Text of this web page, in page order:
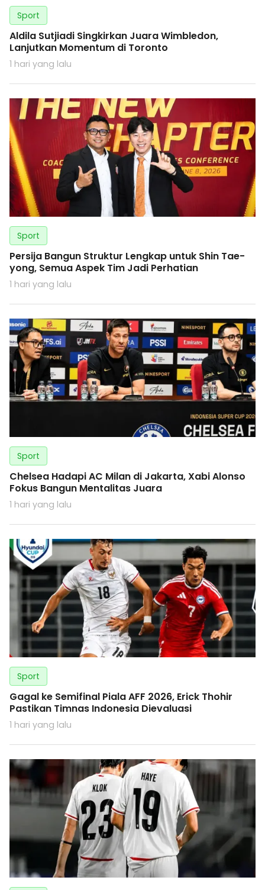
Sport
Aldila Sutjiadi Singkirkan Juara Wimbledon,
Lanjutkan Momentum di Toronto
1 hari yang lalu
Sport
Persija Bangun Struktur Lengkap untuk Shin Tae-
yong, Semua Aspek Tim Jadi Perhatian
1 hari yang lalu
Sport
Chelsea Hadapi AC Milan di Jakarta, Xabi Alonso
Fokus Bangun Mentalitas Juara
1 hari yang lalu
Sport
Gagal ke Semifinal Piala AFF 2026, Erick Thohir
Pastikan Timnas Indonesia Dievaluasi
1 hari yang lalu